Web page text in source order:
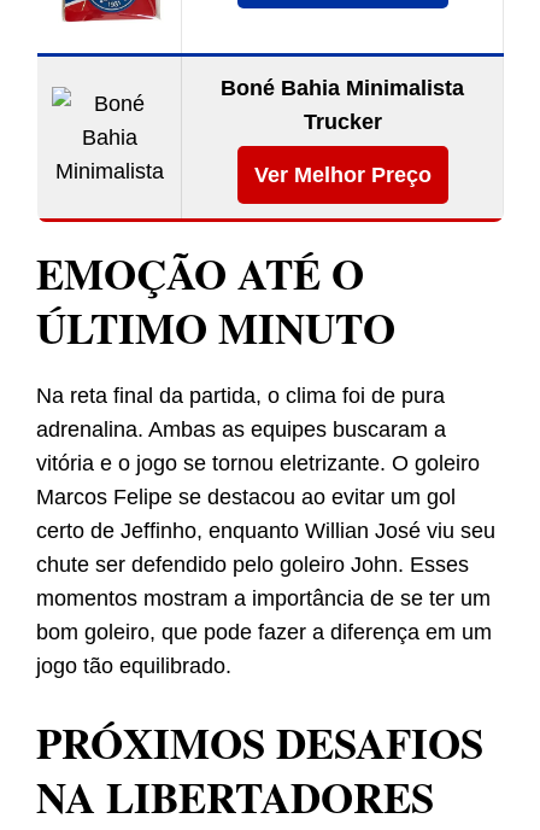
Boné Bahia Minimalista
Trucker
Ver Melhor Preço
EMOÇÃO ATÉ O
ÚLTIMO MINUTO
Na reta final da partida, o clima foi de pura
adrenalina. Ambas as equipes buscaram a
vitória e o jogo se tornou eletrizante. O goleiro
Marcos Felipe se destacou ao evitar um gol
certo de Jeffinho, enquanto Willian José viu seu
chute ser defendido pelo goleiro John. Esses
momentos mostram a importância de se ter um
bom goleiro, que pode fazer a diferença em um
jogo tão equilibrado.
PRÓXIMOS DESAFIOS
NA LIBERTADORES